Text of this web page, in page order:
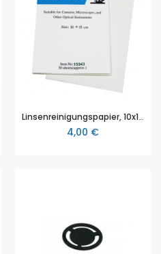
Linsenreinigungspapier, 10x15 cm Papiere in Büchern mit 50 Blättern
4,00 €